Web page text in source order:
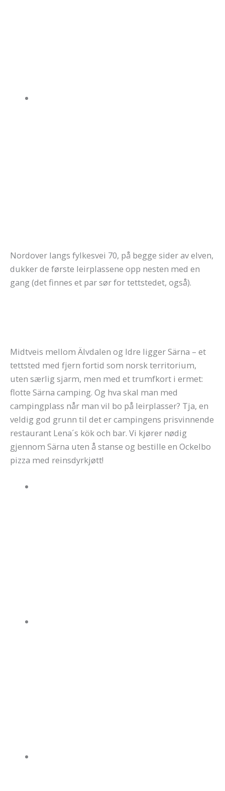
Nordover langs fylkesvei 70, på begge sider av elven,
dukker de første leirplassene opp nesten med en
gang (det finnes et par sør for tettstedet, også).
Midtveis mellom Älvdalen og Idre ligger Särna – et
tettsted med fjern fortid som norsk territorium,
uten særlig sjarm, men med et trumfkort i ermet:
flotte Särna camping. Og hva skal man med
campingplass når man vil bo på leirplasser? Tja, en
veldig god grunn til det er campingens prisvinnende
restaurant Lena´s kök och bar. Vi kjører nødig
gjennom Särna uten å stanse og bestille en Ockelbo
pizza med reinsdyrkjøtt!